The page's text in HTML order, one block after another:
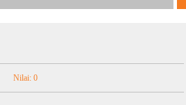
Nilai: 0